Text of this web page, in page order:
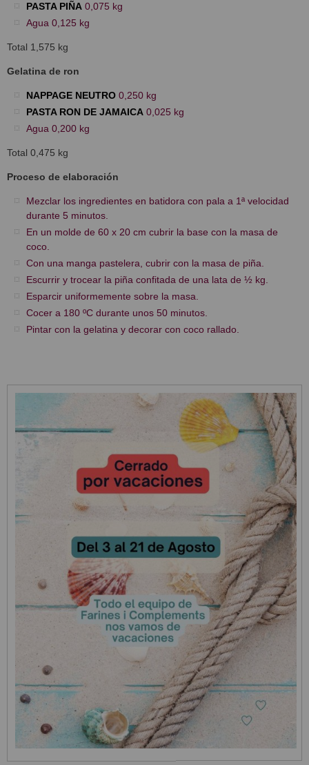
PASTA PIÑA 0,075 kg
Agua 0,125 kg
Total 1,575 kg
Gelatina de ron
NAPPAGE NEUTRO 0,250 kg
PASTA RON DE JAMAICA 0,025 kg
Agua 0,200 kg
Total 0,475 kg
Proceso de elaboración
Mezclar los ingredientes en batidora con pala a 1ª velocidad
durante 5 minutos.
En un molde de 60 x 20 cm cubrir la base con la masa de
coco.
Con una manga pastelera, cubrir con la masa de piña.
Escurrir y trocear la piña confitada de una lata de ½ kg.
Esparcir uniformemente sobre la masa.
Cocer a 180 ºC durante unos 50 minutos.
Pintar con la gelatina y decorar con coco rallado.